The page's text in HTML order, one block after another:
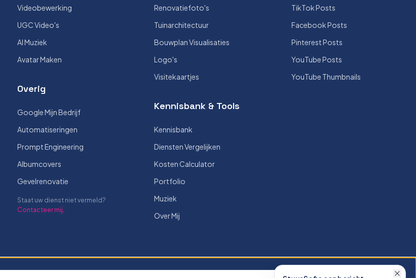
Videobewerking
UGC Video's
AI Muziek
Avatar Maken
Overig
Google Mijn Bedrijf
Automatiseringen
Prompt Engineering
Albumcovers
Gevelrenovatie
Staat uw dienst niet vermeld?
Contacteer mij.
Renovatiefoto's
Tuinarchitectuur
Bouwplan Visualisaties
Logo's
Visitekaartjes
Kennisbank & Tools
Kennisbank
Diensten Vergelijken
Kosten Calculator
Portfolio
Muziek
Over Mij
TikTok Posts
Facebook Posts
Pinterest Posts
YouTube Posts
YouTube Thumbnails